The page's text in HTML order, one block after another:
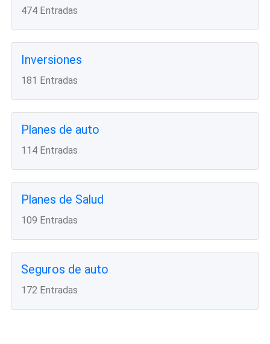
474 Entradas
Inversiones
181 Entradas
Planes de auto
114 Entradas
Planes de Salud
109 Entradas
Seguros de auto
172 Entradas